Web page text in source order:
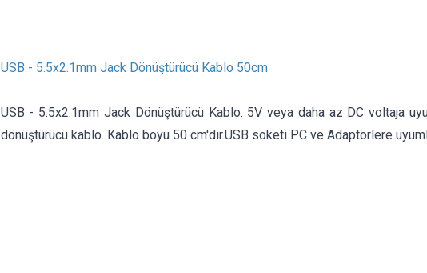
USB - 5.5x2.1mm Jack Dönüştürücü Kablo 50cm
USB - 5.5x2.1mm Jack Dönüştürücü Kablo. 5V veya daha az DC voltaja
dönüştürücü kablo. Kablo boyu 50 cm'dir.USB soketi PC ve Adaptörlere